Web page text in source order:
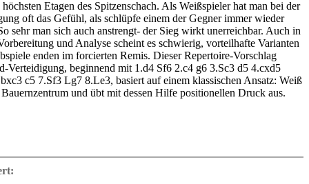
Etagen des Spitzenschach. Als Weißspieler hat man bei der
oft das Gefühl, als schlüpfe einem der Gegner immer wieder
sehr man sich auch anstrengt- der Sieg wirkt unerreichbar. Auch in
und Analyse scheint es schwierig, vorteilhafte Varianten
enden im forcierten Remis. Dieser Repertoire-Vorschlag
Verteidigung, beginnend mit 1.d4 Sf6 2.c4 g6 3.Sc3 d5 4.cxd5
c5 7.Sf3 Lg7 8.Le3, basiert auf einem klassischen Ansatz: Weiß
und übt mit dessen Hilfe positionellen Druck aus.
Verbesserungen besonders mit den kritischen Variante